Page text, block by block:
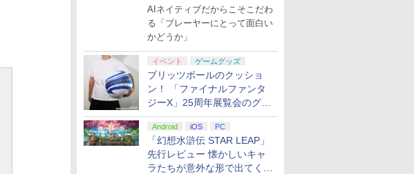
る“AI活用の信念”とは？【講
演レポート】
AIネイティブだからこそこだわ
る「プレーヤーにとって面白い
かどうか」
イベント ゲームグッズ
ブリッツボールのクッショ
ン！ 「ファイナルファンタ
ジーX」25周年展覧会のグッ
ズ情報が公開
Android iOS PC
「幻想水滸伝 STAR LEAP」
先行レビュー 懐かしいキャ
ラたちが意外な形で出てくる